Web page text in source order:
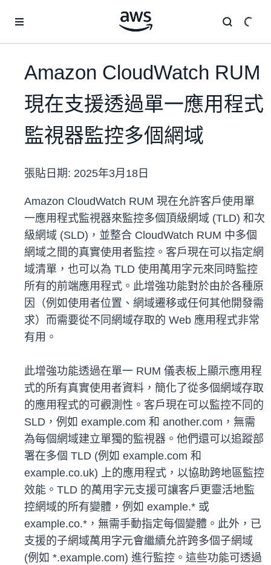
Amazon CloudWatch RUM
現在支援透過單一應用程式
監視器監控多個網域
張貼日期: 2025年3月18日
Amazon CloudWatch RUM 現在允許客戶使用單
一應用程式監視器來監控多個頂級網域 (TLD) 和次
級網域 (SLD)，並整合 CloudWatch RUM 中多個
網域之間的真實使用者監控。客戶現在可以指定網
域清單，也可以為 TLD 使用萬用字元來同時監控
所有的前端應用程式。此增強功能對於由於各種原
因（例如使用者位置、網域遷移或任何其他開發需
求）而需要從不同網域存取的 Web 應用程式非常
有用。
此增強功能透過在單一 RUM 儀表板上顯示應用程
式的所有真實使用者資料，簡化了從多個網域存取
的應用程式的可觀測性。客戶現在可以監控不同的
SLD，例如 example.com 和 another.com，無需
為每個網域建立單獨的監視器。他們還可以追蹤部
署在多個 TLD (例如 example.com 和
example.co.uk) 上的應用程式，以協助跨地區監控
效能。TLD 的萬用字元支援可讓客戶更靈活地監
控網域的所有變體，例如 example.* 或
example.co.*，無需手動指定每個變體。此外，已
支援的子網域萬用字元會繼續允許跨多個子網域
(例如 *.example.com) 進行監控。這些功能可透過